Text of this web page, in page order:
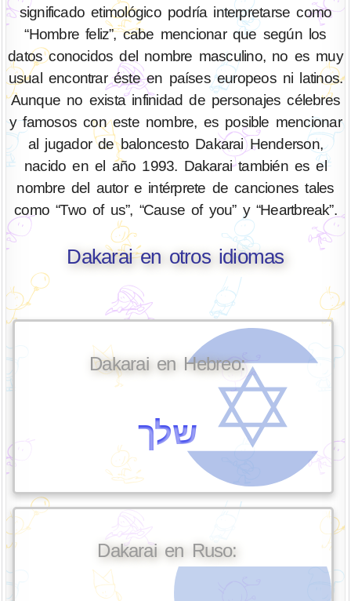
significado etimológico podría interpretarse como
“Hombre feliz”, cabe mencionar que según los
datos conocidos del nombre masculino, no es muy
usual encontrar éste en países europeos ni latinos.
Aunque no exista infinidad de personajes célebres
y famosos con este nombre, es posible mencionar
al jugador de baloncesto Dakarai Henderson,
nacido en el año 1993. Dakarai también es el
nombre del autor e intérprete de canciones tales
como “Two of us”, “Cause of you” y “Heartbreak”.
Dakarai en otros idiomas
Dakarai en Hebreo:
שלך
Dakarai en Ruso: